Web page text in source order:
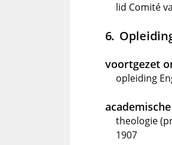
lid Comité
voortgezet
opleiding
theologie
1907